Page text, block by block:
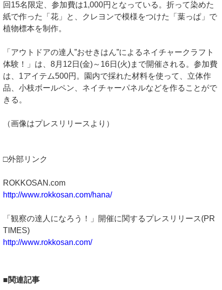
回15名限定、参加費は1,000円となっている。折って染めた
紙で作った「花」と、クレヨンで模様をつけた「葉っぱ」で
植物標本を制作。
「アウトドアの達人”おせきはん”によるネイチャークラフト
体験！」は、8月12日(金)～16日(火)まで開催される。参加費
は、1アイテム500円。園内で採れた材料を使って、立体作
品、小枝ボールペン、ネイチャーパネルなどを作ることがで
きる。
（画像はプレスリリースより）
□外部リンク
ROKKOSAN.com
http://www.rokkosan.com/hana/
「観察の達人になろう！」開催に関するプレスリリース(PR
TIMES)
http://www.rokkosan.com/
■関連記事